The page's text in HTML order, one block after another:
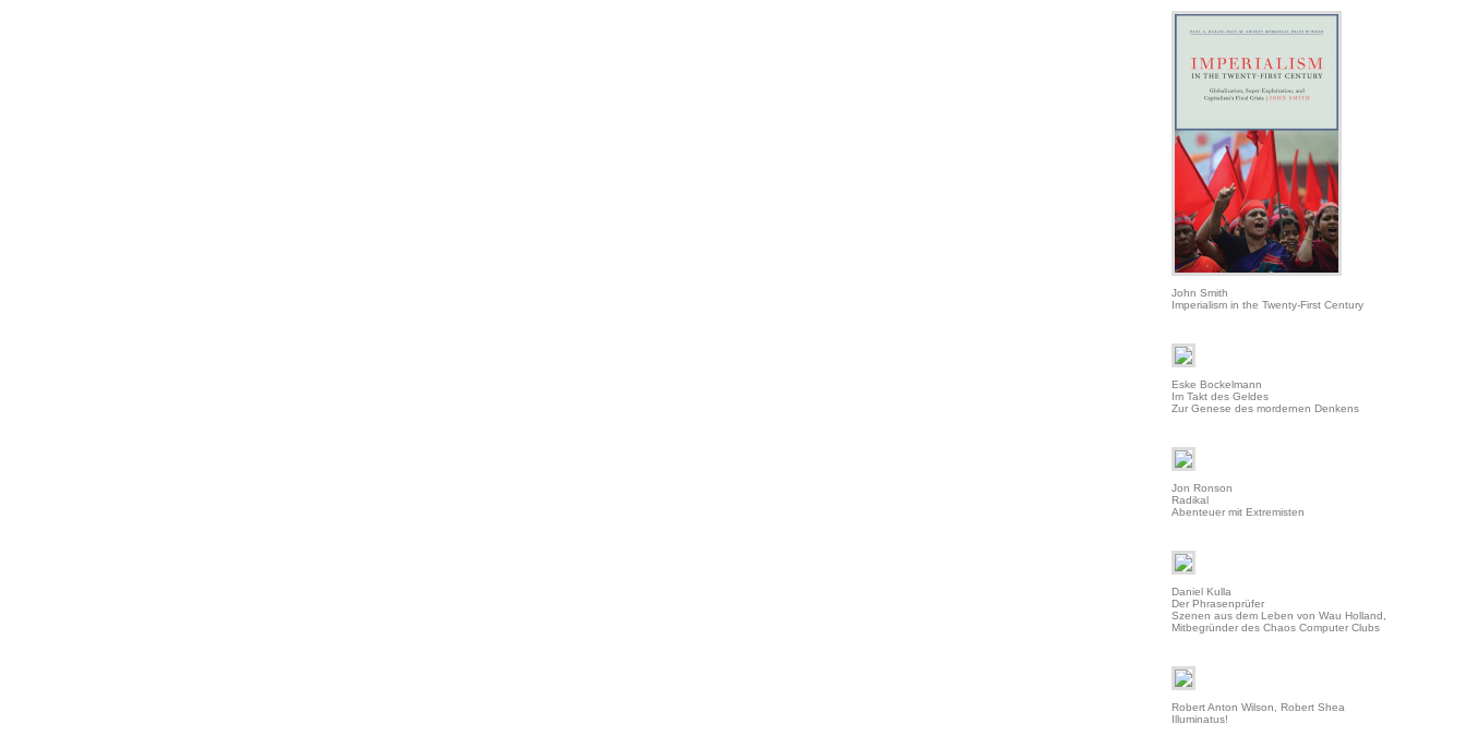
John Smith
Imperialism in the Twenty-First Century
Eske Bockelmann
Im Takt des Geldes
Zur Genese des mordernen Denkens
Jon Ronson
Radikal
Abenteuer mit Extremisten
Daniel Kulla
Der Phrasenprüfer
Szenen aus dem Leben von Wau Holland,
Mitbegründer des Chaos Computer Clubs
Robert Anton Wilson, Robert Shea
Illuminatus!